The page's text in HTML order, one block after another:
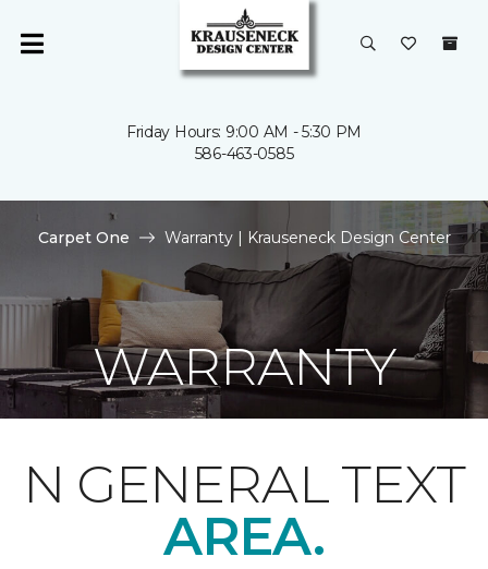
Friday Hours: 9:00 AM - 5:30 PM
586-463-0585
Carpet One Warranty | Krauseneck Design Center
WARRANTY
N GENERAL TEXT
AREA.